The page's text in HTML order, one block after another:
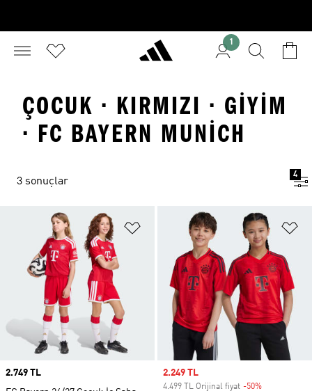
1
ÇOCUK · KIRMIZI · GIYIM
· FC BAYERN MUNICH
3 sonuçlar
4
Favori Listesine Ekle
Price
2.749 TL
Sale price
2.249 TL
4.499 TL Orijinal fiyat -50%